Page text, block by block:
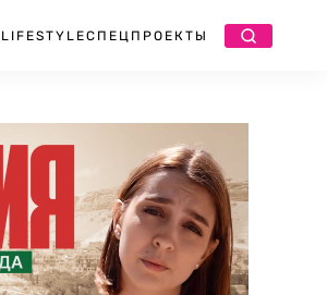
LIFESTYLEСПЕЦПРОЕКТЫ